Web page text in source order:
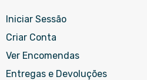
Iniciar Sessão
Criar Conta
Ver Encomendas
Entregas e Devoluções